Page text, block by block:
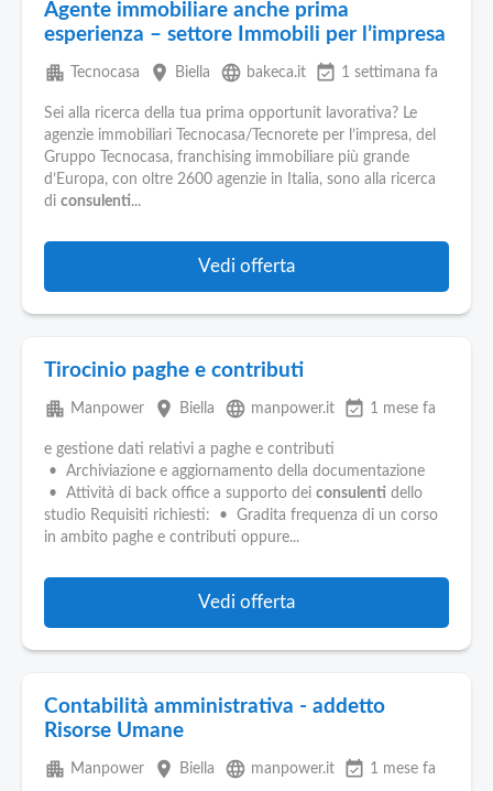
Agente immobiliare anche prima
esperienza – settore Immobili per l’impresa
apartment Tecnocasa place Biella language bakeca.it event_available 1 settimana fa
Sei alla ricerca della tua prima opportunit lavorativa? Le
agenzie immobiliari Tecnocasa/Tecnorete per l’impresa, del
Gruppo Tecnocasa, franchising immobiliare più grande
d’Europa, con oltre 2600 agenzie in Italia, sono alla ricerca
di consulenti...
Vedi offerta
Tirocinio paghe e contributi
apartment Manpower place Biella language manpower.it event_available 1 mese fa
e gestione dati relativi a paghe e contributi
• Archiviazione e aggiornamento della documentazione
• Attività di back office a supporto dei consulenti dello
studio Requisiti richiesti: • Gradita frequenza di un corso
in ambito paghe e contributi oppure...
Vedi offerta
Contabilità amministrativa - addetto
Risorse Umane
apartment Manpower place Biella language manpower.it event_available 1 mese fa